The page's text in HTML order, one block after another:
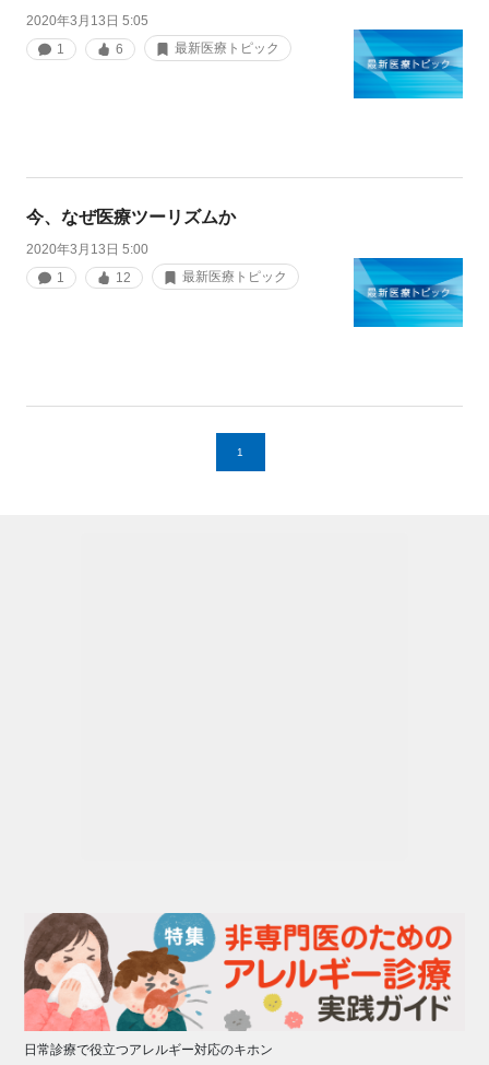
2020年3月13日 5:05
1
6 最新医療トピック
今、なぜ医療ツーリズムか
2020年3月13日 5:00
1
12 最新医療トピック
1
日常診療で役立つアレルギー対応のキホン